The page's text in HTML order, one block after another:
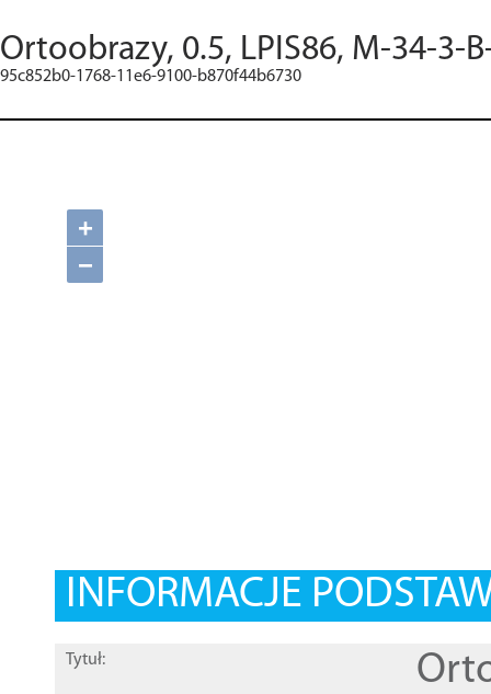
Ortoobrazy, 0.5, LPIS86, M-34-3-
95c852b0-1768-11e6-9100-b870f44b6730
+
−
INFORMACJE
Tytuł: